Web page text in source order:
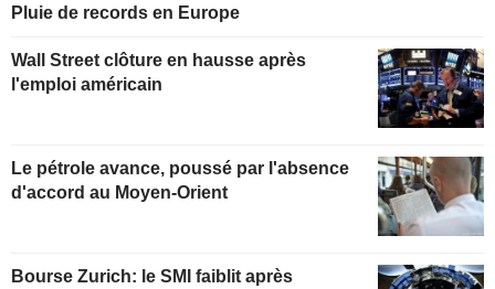
Pluie de records en Europe
Wall Street clôture en hausse après
l'emploi américain
Le pétrole avance, poussé par l'absence
d'accord au Moyen-Orient
Bourse Zurich: le SMI faiblit après